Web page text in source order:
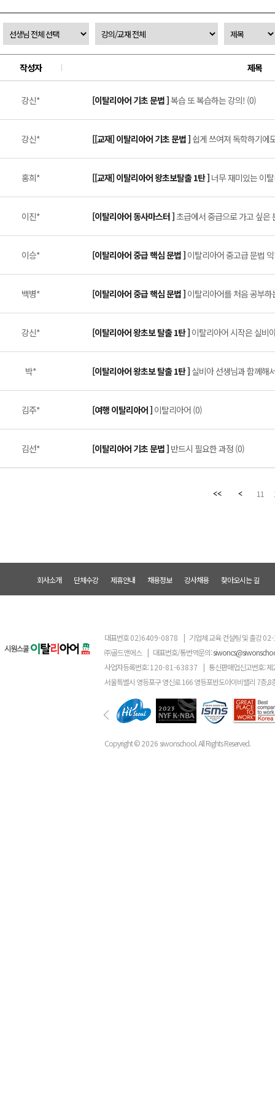
작성자 제목
강신* [이탈리아어 기초 문법 ]복습 또 복습하는 강의! (0)
강신* [[교재] 이탈리아어 기초 문법 ] 쉽게 쓰여져 독학하기에
홍희* [[교재] 이탈리아어 왕초보탈출 1탄 ] 너무 재미있는 이
이진* [이탈리아어 동사마스터 ]초급에서 중급으로 가고 싶은
이승* [이탈리아어 중급 핵심 문법 ] 이탈리아어 중고급 문법
백병* [이탈리아어 중급 핵심 문법 ] 이탈리아어를 처음 공부
강신* [이탈리아어 왕초보 탈출 1탄 ] 이탈리아어 시작은 실비
박* [이탈리아어 왕초보 탈출 1탄 ] 실비아 선생님과 함께해
김주* [여행 이탈리아어 ] 이탈리아어 (0)
김선* [이탈리아어 기초 문법 ] 반드시 필요한 과정 (0)
11
회사소개 단체수강 제휴안내 채용정보 강사채용 찾아오시는 길
대표번호02)6409-0878 | 기업체 교육 컨설팅 및 출강
㈜골드앤에스 | 대표번호/통번역문의:
사업자등록번호:120-81-63837 | 통신판매업신고번호: 제
서울특별시 영등포구 영신로 166 영등포반도아이비밸리 7층,8
Copyright ©2026 siwonschool. All Rights Reserved.